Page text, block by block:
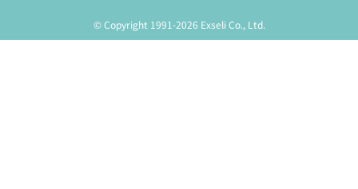
© Copyright 1991-2026 Exseli Co., Ltd.